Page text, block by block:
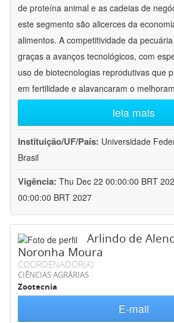
de proteína animal e as cadeias de
este segmento são alicerces da
alimentos. A competitividade da
graças a avanços tecnológicos, com
uso de biotecnologias reprodutivas que
em fertilidade e alavancaram o
leia mais
Instituição/UF/País: Universidade
Brasil
Vigência: Thu Dec 22 00:00:00 BRT
00:00:00 BRT 2027
Arlindo de
Noronha Moura
COORDENADOR(A)
CIÊNCIAS AGRÁRIAS
Zootecnia
E-mail